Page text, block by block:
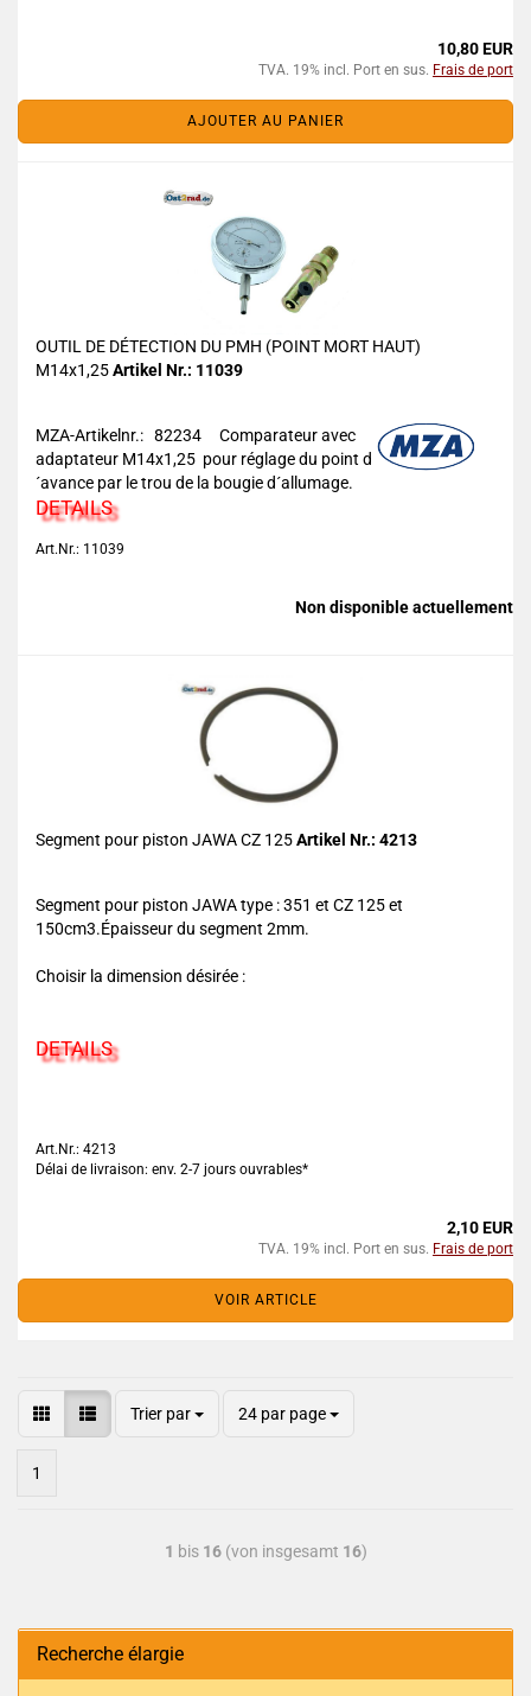
10,80 EUR
TVA. 19% incl. Port en sus. Frais de port
AJOUTER AU PANIER
OUTIL DE DÉTECTION DU PMH (POINT MORT HAUT)
M14x1,25Artikel Nr.: 11039
MZA-Artikelnr.: 82234
Comparateur avec
adaptateur M14x1,25 pour réglage du point d
´avance par le trou de la bougie d´allumage.
DETAILS
Art.Nr.: 11039
Non disponible actuellement
Segment pour piston JAWA CZ 125Artikel Nr.: 4213
Segment pour piston JAWA type : 351 et CZ 125 et
150cm3.Épaisseur du segment 2mm.
Choisir la dimension désirée :
DETAILS
Art.Nr.: 4213
Délai de livraison: env. 2-7 jours ouvrables*
2,10 EUR
TVA. 19% incl. Port en sus. Frais de port
VOIR ARTICLE
Trier par 24 par page
1
1 bis 16(von insgesamt 16)
Recherche élargie